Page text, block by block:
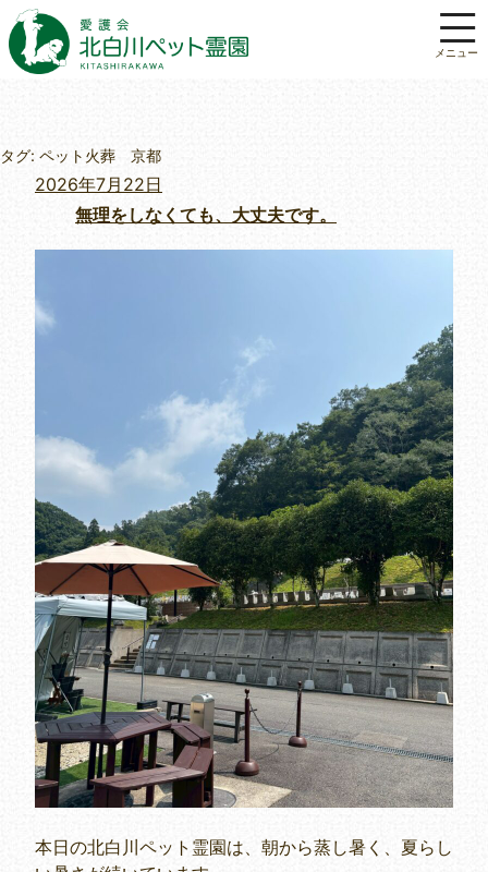
タグ: ペット火葬 京都
投
2026年7月22日
無理をしなくても、大丈夫です。
本日の北白川ペット霊園は、朝から蒸し暑く、夏らし